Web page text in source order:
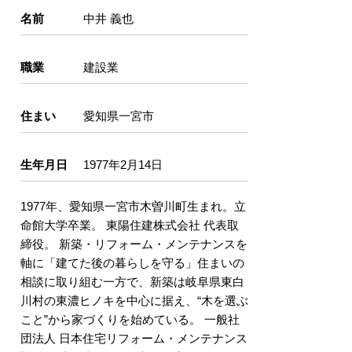
名前 中井 義也
職業 建設業
住まい 愛知県一宮市
生年月日 1977年2月14日
1977年、愛知県一宮市木曽川町生まれ。立
命館大学卒業。 東陽住建株式会社 代表取
締役。 新築・リフォーム・メンテナンスを
軸に「建てた後の暮らしを守る」住まいの
相談に取り組む一方で、新築は岐阜県東白
川村の東濃ヒノキを中心に据え、“木を選ぶ
こと”から家づくりを始めている。 一般社
団法人 日本住宅リフォーム・メンテナンス